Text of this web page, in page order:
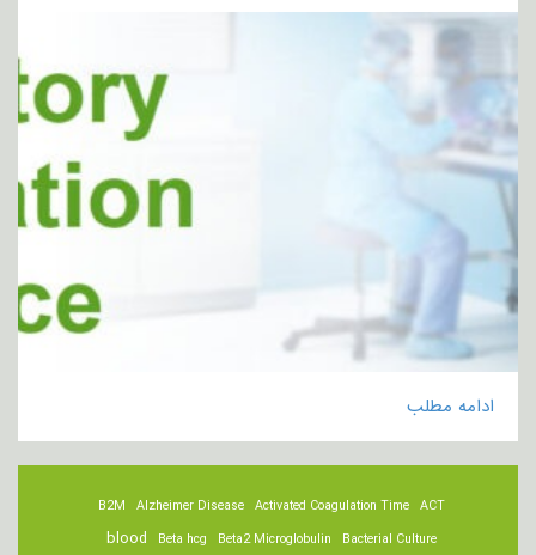
ادامه مطلب
ACT
Activated Coagulation Time
Alzheimer Disease
B2M
Bacterial Culture
Beta2 Microglobulin
Beta hcg
blood